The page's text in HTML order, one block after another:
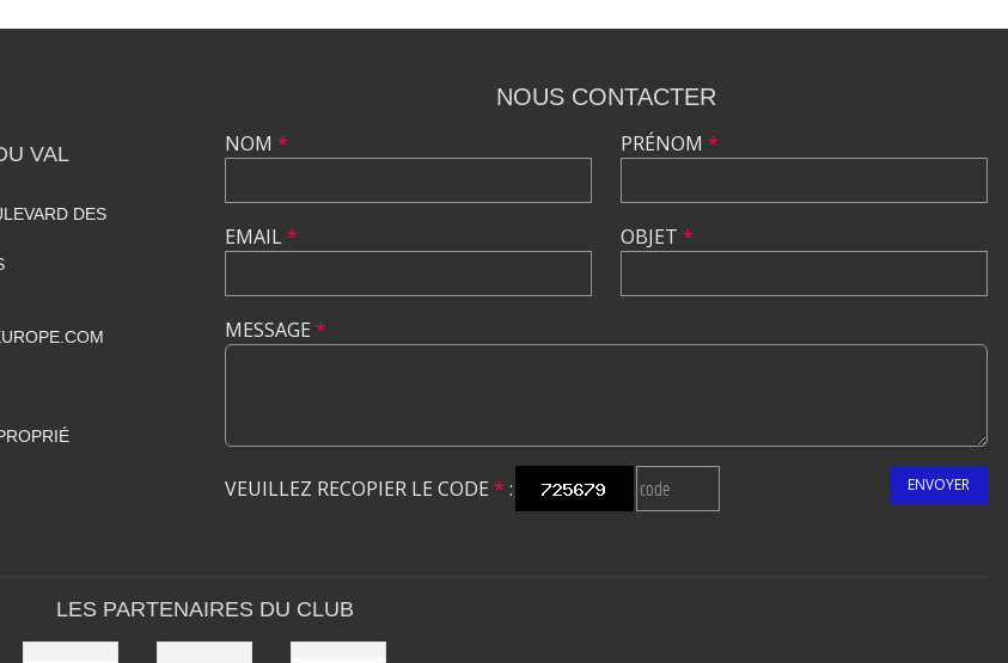
VAL
DES
NOUS CONTACTER
NOM *
EMAIL*
PRÉNOM *
OBJET *
MESSAGE *
VEUILLEZ RECOPIER LE CODE * : ENVOYER
LES PARTENAIRES DU CLUB